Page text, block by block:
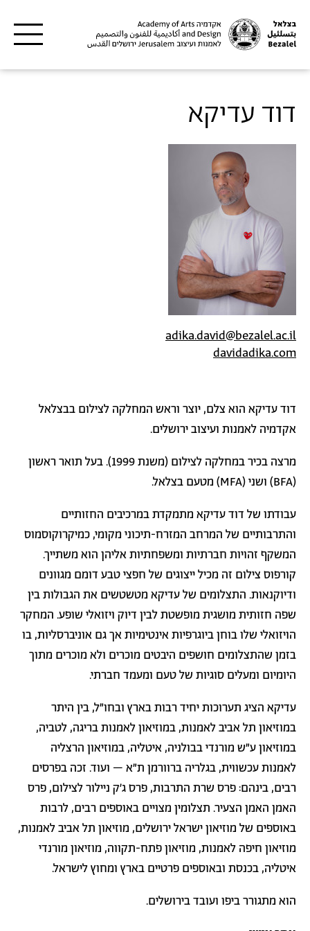
דוד עדיקא
adika.david@bezalel.ac.il
davidadika.com
דוד עדיקא הוא צלם, יוצר וראש המחלקה לצילום בבצלאל
אקדמיה לאמנות ועיצוב ירושלים.
מרצה בכיר במחלקה לצילום (משנת 1999). בעל תואר ראשון
(
BFA) ושני (MFA) מטעם בצלאל.
עבודתו של דוד עדיקא מתמקדת במרכיבים החזותיים
והתרבותיים של המרחב המזרח-תיכוני מקומי, כמיקרוקוסמוס
המשקף זהויות חברתיות ומשפחתיות אליהן הוא משתייך.
קורפוס צילום זה מכיל ייצוגים של חפצי טבע דומם מגוונים
ודיוקנאות. התצלומים של עדיקא מטשטשים את הגבולות בין
שפה חזותית מושגית מופשטת לבין דיוק ויזואלי שופע. המחקר
הויזואלי שלו בוחן ביוגרפיות אינטימיות אך גם אוניברסליות, בו
בזמן שהתצלומים חושפים היבטים מוכרים ולא מוכרים מתוך
היומיום ומעלים סוגיות של טעם ומעמד חברתי.
עדיקא הציג תערוכות יחיד רבות בארץ ובחו״ל, בין היתר
במוזיאון תל אביב לאמנות, במוזיאון לאמנות בריגה, לטביה,
במוזיאון ע״ש מורנדי בבולניה, איטליה, במוזיאון הרצליה
לאמנות עכשווית, בגלריה ברוורמן ת״א – ועוד. זכה בפרסים
רבים, בינהם: פרס שרת התרבות, פרס ג׳ק ניילור לצילום, פרס
האמן האמן הצעיר. תצלומין מצויים באוספים רבים, לרבות
באוספים של מוזיאון ישראל ירושלים, מוזיאון תל אביב לאמנות,
מוזיאון חיפה לאמנות, מוזיאון פתח-תקווה, מוזיאון מורנדי
איטליה, בכנסת ובאוספים פרטיים בארץ ומחוץ לישראל.
הוא מתגורר ביפו ועובד בירושלים.